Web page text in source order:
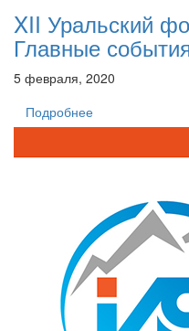
XII Уральский
Главные
5 февраля, 2020
Подробнее